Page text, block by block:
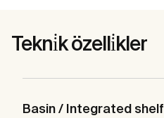
Tekni̇k özelli̇kler
Basin / Integrated shelf